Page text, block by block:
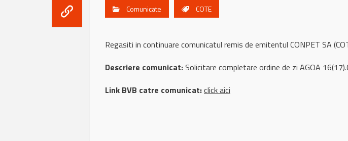
Comunicate COTE
Regasiti in continuare comunicatul remis de emitentul CONPET SA
Descriere comunicat:Solicitare completare ordine de zi AGOA
Link BVB catre comunicat:click aici